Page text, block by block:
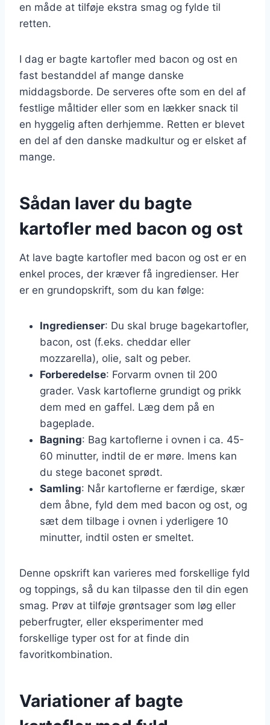
en måde at tilføje ekstra smag og fylde til
retten.
I dag er bagte kartofler med bacon og ost en
fast bestanddel af mange danske
middagsborde. De serveres ofte som en del af
festlige måltider eller som en lækker snack til
en hyggelig aften derhjemme. Retten er blevet
en del af den danske madkultur og er elsket af
mange.
Sådan laver du bagte
kartofler med bacon og ost
At lave bagte kartofler med bacon og ost er en
enkel proces, der kræver få ingredienser. Her
er en grundopskrift, som du kan følge:
Ingredienser: Du skal bruge bagekartofler,
bacon, ost (f.eks. cheddar eller
mozzarella), olie, salt og peber.
Forberedelse: Forvarm ovnen til 200
grader. Vask kartoflerne grundigt og prikk
dem med en gaffel. Læg dem på en
bageplade.
Bagning: Bag kartoflerne i ovnen i ca. 45-
60 minutter, indtil de er møre. Imens kan
du stege baconet sprødt.
Samling: Når kartoflerne er færdige, skær
dem åbne, fyld dem med bacon og ost, og
sæt dem tilbage i ovnen i yderligere 10
minutter, indtil osten er smeltet.
Denne opskrift kan varieres med forskellige fyld
og toppings, så du kan tilpasse den til din egen
smag. Prøv at tilføje grøntsager som løg eller
peberfrugter, eller eksperimenter med
forskellige typer ost for at finde din
favoritkombination.
Variationer af bagte